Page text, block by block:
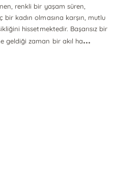
renkli bir yaşam süren,
bir kadın olmasına karşın, mutlu
hissetmektedir. Başarısız bir
geldiği zaman bir akıl ha...